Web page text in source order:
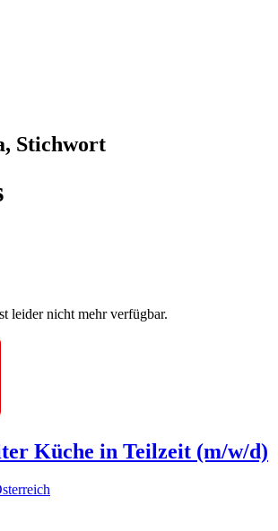
Stichwort
leider nicht mehr verfügbar.
Küche in Teilzeit (m/w/d)